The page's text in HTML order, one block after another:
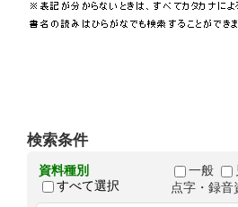
検索条件
資料種別
すべて選択
一般
点字・録音